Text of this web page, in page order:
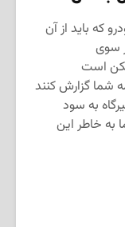
که باید از آن
سوی
است
شما گزارش کنند
به سود
به خاطر این